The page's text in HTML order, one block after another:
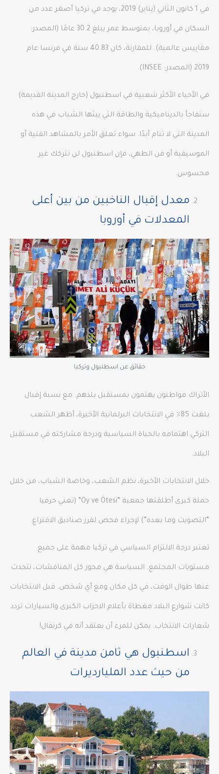
في 1 كانون الثاني (يناير) 2019، يوجد في تركيا أصغر عدد من
السكان في أوروبا، بمتوسط ​​عمر يبلغ 30.2 عامًا (المصدر:
مقاييس عالمية). للمقارنة، كان 40.83 سنة في فرنسا عام
2019 (المصدر: INSEE).
في الأحياء الأكثر شعبية في اسطنبول (خارج المدينة القديمة)
ستفاجأ بالديناميكية والطاقة التي يبثها الشباب في هذه
المدينة التي لا تنام أبدًا. سواء تعلق الأمر بالمشاهد الفنية أو
الموسيقية أو فن الطهي، فإن اسطنبول لن تتركك غير
محسوس.
معدل إقبال الناخبين من بين أعلى
المعدلات في أوروبا
حقائق عن اسطنبول وتركيا
الأتراك مواطنون يهتمون بمستقبل بلدهم. مع نسبة إقبال
بلغت 85٪ في الانتخابات البرلمانية الأخيرة، أظهر الشعب
التركي اهتمامه بالحياة السياسية ودرجة مشاركته في مستقبل
البلاد.
خلال الانتخابات الأخيرة، نظم الشعب، وخاصة الشباب، من خلال
حملة كبرى أطلقتها جمعية “Oy ve Ötesi” (تعني حرفيا
“التصويت وما بعده”) لإجراء فحص لفرز صناديق الاقتراع.
تعتبر درجة الالتزام السياسي في تركيا مهمة على جميع
مستويات المجتمع. السياسة هي محور كل المناقشات، نتحدث
عنها طوال الوقت، في كل مكان ومع أي شخص. قبل الانتخابات
كانت شوارع البلاد مغطاة بأعلام الاحزاب الكبرى والسيارات تردد
شعارات الانتخاب. يمكن للمرء أن يعتقد أنه في كرنفال!
اسطنبول هي ثامن مدينة في العالم
من حيث عدد المليارديرات